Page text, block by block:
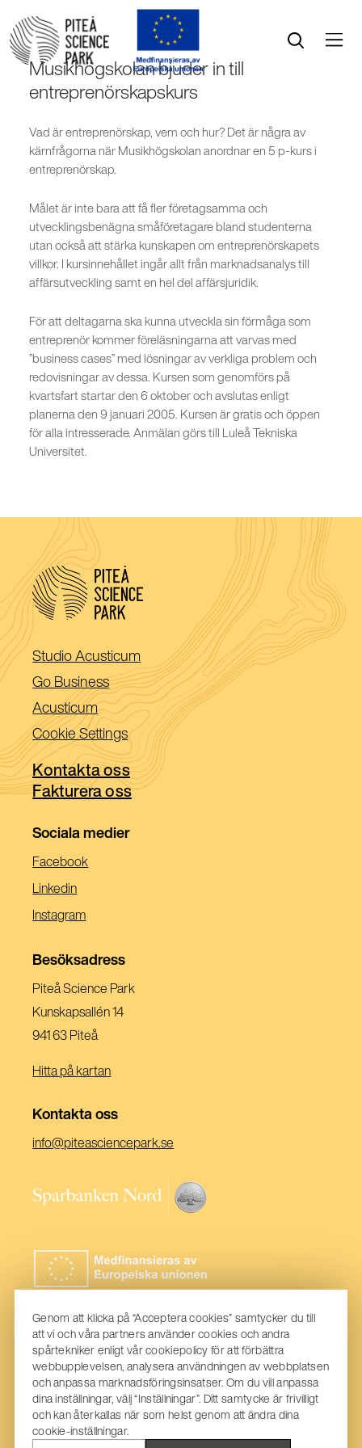
Öppna sök
Öppna menyn
Musikhögskolan bjuder in till
entreprenörskapskurs
Vad är entreprenörskap, vem och hur? Det är några av
kärnfrågorna när Musikhögskolan anordnar en 5 p-kurs i
entreprenörskap.
Målet är inte bara att få fler företagsamma och
utvecklingsbenägna småföretagare bland studenterna
utan också att stärka kunskapen om entreprenörskapets
villkor. I kursinnehållet ingår allt från marknadsanalys till
affärsutveckling samt en hel del affärsjuridik.
För att deltagarna ska kunna utveckla sin förmåga som
entreprenör kommer föreläsningarna att varvas med
”business cases” med lösningar av verkliga problem och
redovisningar av dessa. Kursen som genomförs på
kvartsfart startar den 6 oktober och avslutas enligt
planerna den 9 januari 2005. Kursen är gratis och öppen
för alla intresserade. Anmälan görs till Luleå Tekniska
Universitet.
Studio Acusticum (Öppnas
i
ett
nytt
fönster)
Go Business(Öppnas
i
ett
nytt
fönster)
Acusticum(Öppnas
i
ett
nytt
fönster)
Cookie Settings
Kontakta oss
Fakturera oss
Sociala medier
Facebook(Öppnas
Linkedin(Öppnas
Nytt
Instagram(Öppnas
Ett
Besöksadress
Piteå Science Park
Kunskapsallén 14
941 63 Piteå
Hitta på kartan
Kontakta oss
info@piteasciencepark.se
ett
nytt
(Öppnas
nytt
fönster)
Genom att klicka på “Acceptera cookies” samtycker du till
att vi och våra partners använder cookies och andra
spårtekniker enligt vår cookiepolicy för att förbättra
webbupplevelsen, analysera användningen av webbplatsen
och anpassa marknadsföringsinsatser. Om du vill anpassa
dina inställningar, välj “Inställningar”. Ditt samtycke är frivilligt
och kan återkallas när som helst genom att ändra dina
cookie-inställningar.